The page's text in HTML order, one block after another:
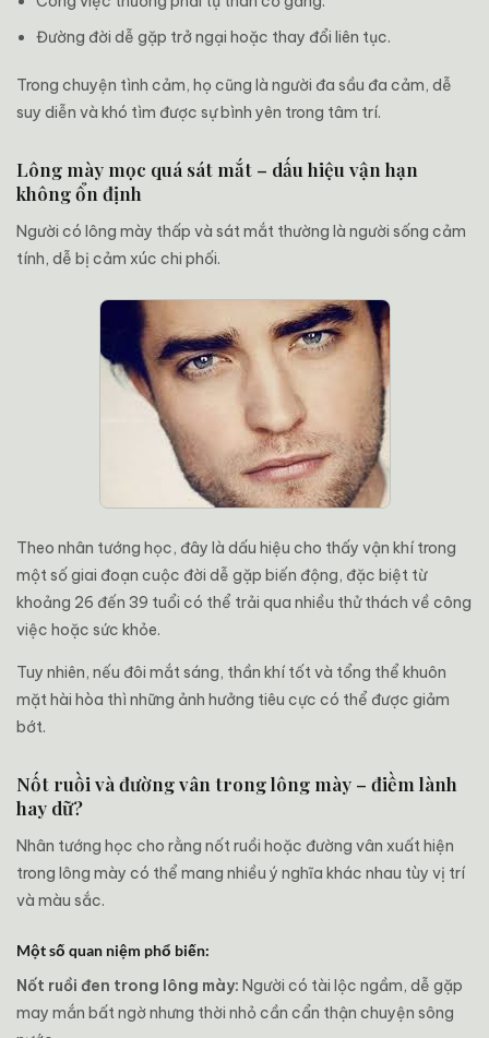
Đường đời dễ gặp trở ngại hoặc thay đổi liên tục.
Trong chuyện tình cảm, họ cũng là người đa sầu đa cảm, dễ
suy diễn và khó tìm được sự bình yên trong tâm trí.
Lông mày mọc quá sát mắt – dấu hiệu vận hạn
không ổn định
Người có lông mày thấp và sát mắt thường là người sống cảm
tính, dễ bị cảm xúc chi phối.
Theo nhân tướng học, đây là dấu hiệu cho thấy vận khí trong
một số giai đoạn cuộc đời dễ gặp biến động, đặc biệt từ
khoảng 26 đến 39 tuổi có thể trải qua nhiều thử thách về công
việc hoặc sức khỏe.
Tuy nhiên, nếu đôi mắt sáng, thần khí tốt và tổng thể khuôn
mặt hài hòa thì những ảnh hưởng tiêu cực có thể được giảm
bớt.
Nốt ruồi và đường vân trong lông mày – điềm lành
hay dữ?
Nhân tướng học cho rằng nốt ruồi hoặc đường vân xuất hiện
trong lông mày có thể mang nhiều ý nghĩa khác nhau tùy vị trí
và màu sắc.
Một số quan niệm phổ biến:
Nốt ruồi đen trong lông mày: Người có tài lộc ngầm, dễ gặp
may mắn bất ngờ nhưng thời nhỏ cần cẩn thận chuyện sông